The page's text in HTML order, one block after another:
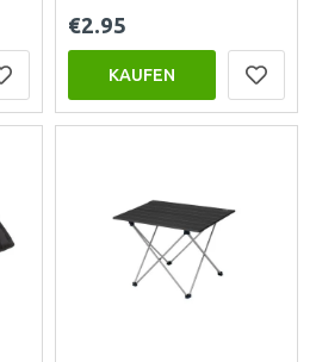
€2.95
KAUFEN